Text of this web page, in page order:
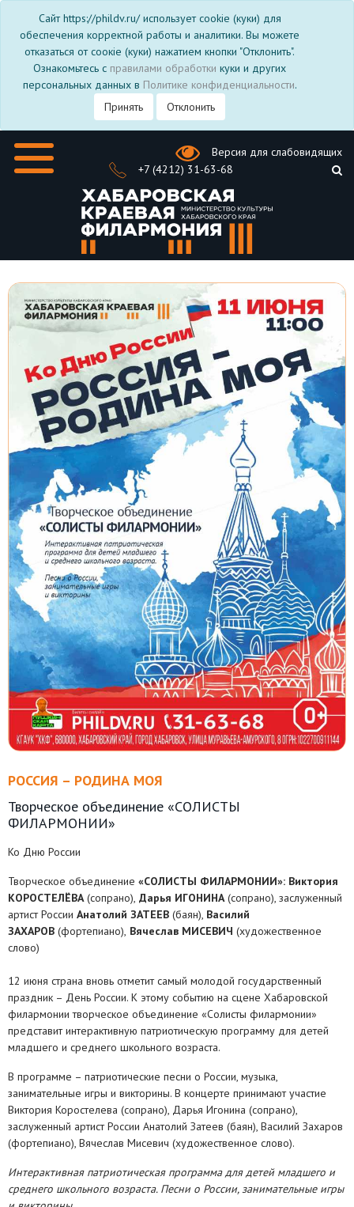
Сайт https://phildv.ru/ использует cookie (куки) для
обеспечения корректной работы и аналитики. Вы можете
отказаться от соокіе (куки) нажатием кнопки "Отклонить".
Ознакомьтесь с правилами обработки куки и других
персональных данных в Политике конфиденциальности.
Принять
Отклонить
Версия для слабовидящих
+7 (4212) 31-63-68
РОССИЯ – РОДИНА МОЯ
Творческое объединение «СОЛИСТЫ
ФИЛАРМОНИИ»
Ко Дню России
Творческое объединение «СОЛИСТЫ ФИЛАРМОНИИ»: Виктория
КОРОСТЕЛЁВА(сопрано), Дарья ИГОНИНА(сопрано), заслуженный
артист России Анатолий ЗАТЕЕВ (баян), Василий
ЗАХАРОВ (фортепиано), Вячеслав МИСЕВИЧ (художественное
слово)
12 июня страна вновь отметит самый молодой государственный
праздник – День России. К этому событию на сцене Хабаровской
филармонии творческое объединение «Солисты филармонии»
представит интерактивную патриотическую программу для детей
младшего и среднего школьного возраста.
В программе – патриотические песни о России, музыка,
занимательные игры и викторины. В концерте принимают участие
Виктория Коростелева (сопрано), Дарья Игонина (сопрано),
заслуженный артист России Анатолий Затеев (баян), Василий Захаров
(фортепиано), Вячеслав Мисевич (художественное слово).
Интерактивная патриотическая программа для детей младшего и
среднего школьного возраста. Песни о России, занимательные игры